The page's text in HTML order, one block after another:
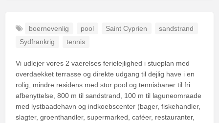
boernevenlig pool Saint Cyprien
sandstrand
Sydfrankrig
tennis
Vi udlejer vores 2 vaerelses ferielejlighed i stueplan med
overdaekket terrasse og direkte udgang til dejlig have i en
rolig, mindre residens med stor pool og tennisbaner til fri
afbenyttelse, 800 m til sandstrand, 100 m til laguneomraade
med lystbaadehavn og indkoebscenter (bager, fiskehandler,
slagter, groenthandler, supermarked, caféer, restauranter,